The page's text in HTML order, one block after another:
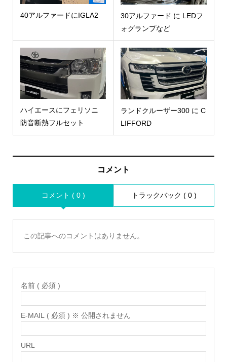
40アルファードにIGLA2
30アルファード に LEDフ
ォグランプなど
ハイエースにフェリソニ
防音断熱フルセット
ランドクルーザー300 に C
LIFFORD
コメント
コメント ( 0 ) トラックバック ( 0 )
この記事へのコメントはありません。
名前 ( 必須 )
E-MAIL ( 必須 ) ※ 公開されません
URL